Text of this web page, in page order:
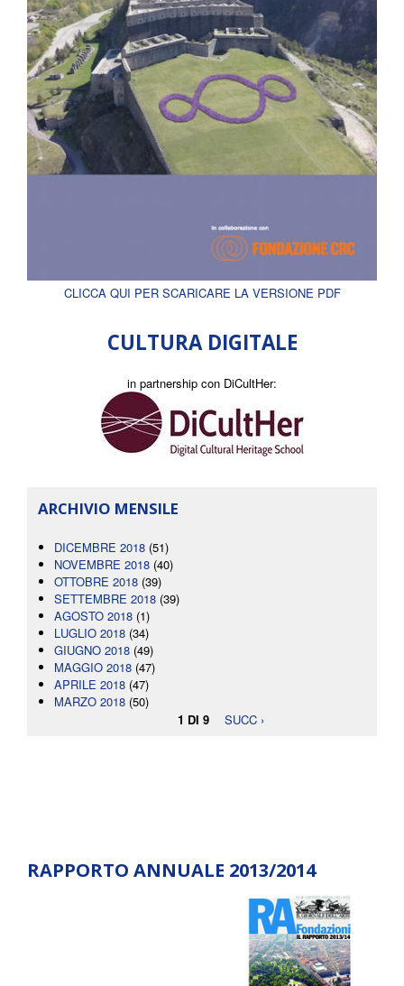
CLICCA QUI PER SCARICARE LA VERSIONE PDF
CULTURA DIGITALE
in partnership con DiCultHer:
ARCHIVIO MENSILE
DICEMBRE 2018 (51)
NOVEMBRE 2018 (40)
OTTOBRE 2018 (39)
SETTEMBRE 2018 (39)
AGOSTO 2018 (1)
LUGLIO 2018 (34)
GIUGNO 2018 (49)
MAGGIO 2018 (47)
APRILE 2018 (47)
MARZO 2018 (50)
1 DI 9
SUCC ›
RAPPORTO ANNUALE 2013/2014